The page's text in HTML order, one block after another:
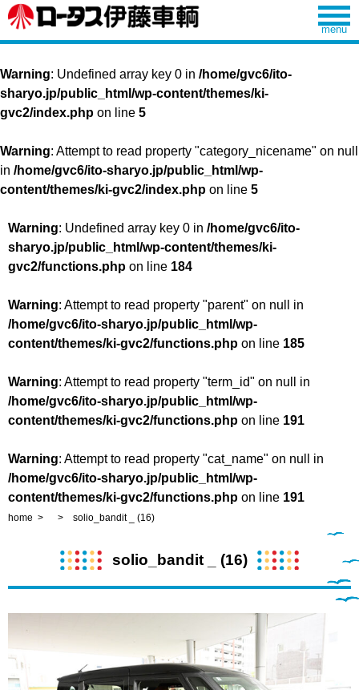
Warning: Undefined array key 0 in /home/gvc6/ito-
sharyo.jp/public_html/wp-content/themes/ki-
gvc2/index.php on line 5
Warning: Attempt to read property "category_nicename" on null
in /home/gvc6/ito-sharyo.jp/public_html/wp-
content/themes/ki-gvc2/index.php on line 5
Warning: Undefined array key 0 in /home/gvc6/ito-
sharyo.jp/public_html/wp-content/themes/ki-
gvc2/functions.php on line 184
Warning: Attempt to read property "parent" on null in
/home/gvc6/ito-sharyo.jp/public_html/wp-
content/themes/ki-gvc2/functions.php on line 185
Warning: Attempt to read property "term_id" on null in
/home/gvc6/ito-sharyo.jp/public_html/wp-
content/themes/ki-gvc2/functions.php on line 191
Warning: Attempt to read property "cat_name" on null in
/home/gvc6/ito-sharyo.jp/public_html/wp-
content/themes/ki-gvc2/functions.php on line 191
home solio_bandit _ (16)
solio_bandit _ (16)